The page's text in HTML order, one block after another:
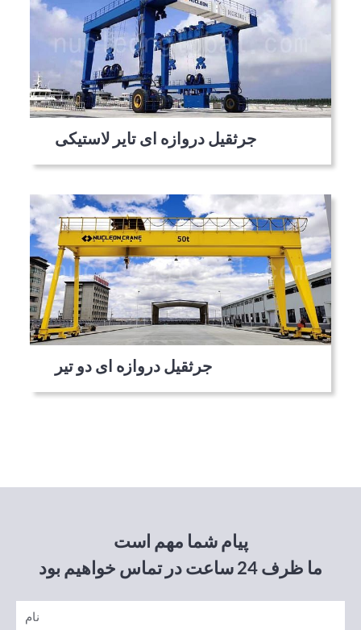
جرثقیل دروازه ای تایر لاستیکی
جرثقیل دروازه ای دو تیر
پیام شما مهم است
ما ظرف 24 ساعت در تماس خواهیم بود